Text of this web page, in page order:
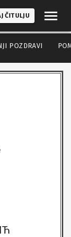
ČITULJU
POZDRAVI